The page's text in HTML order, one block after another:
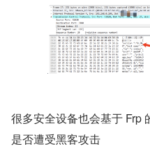
很多安全设备也会基于 Frp
是否遭受黑客攻击